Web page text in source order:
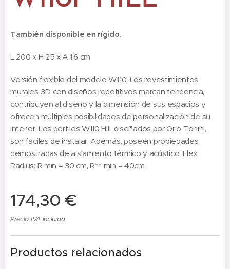
También disponible en rígido.
L 200 x H 25 x A 1,6 cm
Versión flexible del modelo W110. Los revestimientos
murales 3D con diseños repetitivos marcan tendencia,
contribuyen al diseño y la dimensión de sus espacios y
ofrecen múltiples posibilidades de personalización de su
interior. Los perfiles W110 Hill, diseñados por Orio Tonini,
son fáciles de instalar. Además, poseen propiedades
demostradas de aislamiento térmico y acústico. Flex
Radius: R min = 30 cm, R** min = 40cm
174,30 €
Precio IVA incluido
Productos relacionados